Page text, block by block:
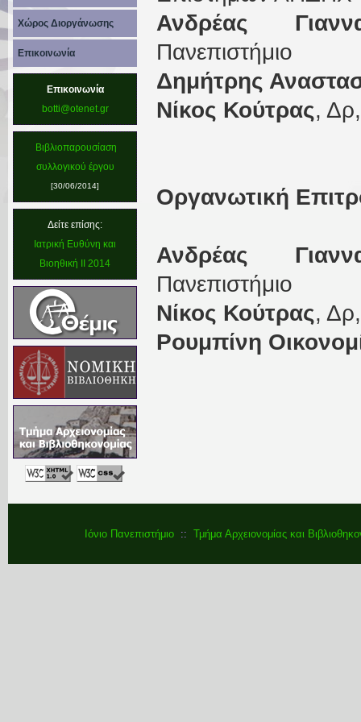
Χώρος Διοργάνωσης
Επικοινωνία
Επικοινωνία
botti@otenet.gr
Βιβλιοπαρουσίαση
συλλογικού έργου
[30/06/2014]
Δείτε επίσης:
Ιατρική Ευθύνη και
Βιοηθική II 2014
Ανδρέας
Πανεπιστήμιο
Δημήτρης
Νίκος Κούτρας,
Οργανωτική
Ανδρέας
Πανεπιστήμιο
Νίκος Κούτρας,
Ρουμπίνη
Ιόνιο Πανεπιστήμιο:: Τμήμα Αρχειονομίας και